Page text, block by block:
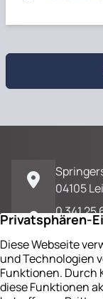
04105
0 341 25
E-Mail /